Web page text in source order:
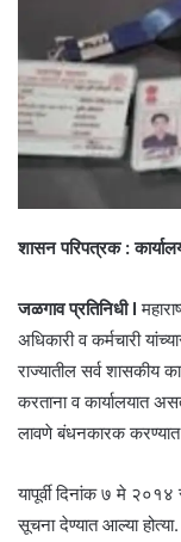
शासन परिपत्रक :
जळगाव प्रतिनिधी I
अधिकारी व कर्मचारी
राज्यातील सर्व शासकीय
करताना व कार्यालयात
लावणे बंधनकारक
यापूर्वी दिनांक ७ मे
सूचना देण्यात आल्या